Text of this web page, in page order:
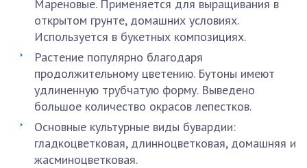
Мареновые. Применяется для выращивания в
открытом грунте, домашних условиях.
Используется в букетных композициях.
Растение популярно благодаря
продолжительному цветению. Бутоны имеют
удлиненную трубчатую форму. Выведено
большое количество окрасов лепестков.
Основные культурные виды бувардии:
гладкоцветковая, длинноцветковая, домашняя и
жасминоцветковая.